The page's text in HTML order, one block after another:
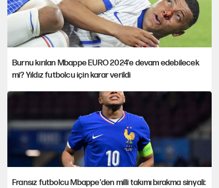
Burnu kırılan Mbappe EURO 2024'e devam edebilecek
mi? Yıldız futbolcu için karar verildi
Fransız futbolcu Mbappe'den milli takımı bırakma sinyali: